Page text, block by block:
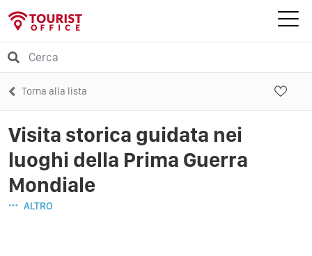
Torna alla lista
Visita storica guidata nei
luoghi della Prima Guerra
Mondiale
ALTRO